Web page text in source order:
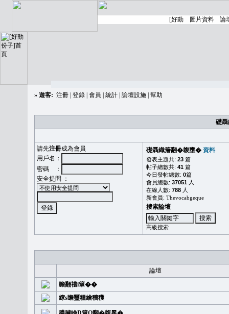
» 遊客: 注冊 登錄 會員 統計 論壇設施 幫助
礎
請先注冊成為會員
用戶名：
密碼 ：
安全提問 ：
礎聶織簷翻�䪖壅� 資料
發表主題共: 23 篇
帖子總數共: 41 篇
今日發帖總數: 0篇
會員總數: 37051 人
在線人數: 788 人
新會員: Thevocabgeque
搜索論壇
高級搜索
論壇
瞻翻禮i簞��
繚s瞻璽糧繪穡穫